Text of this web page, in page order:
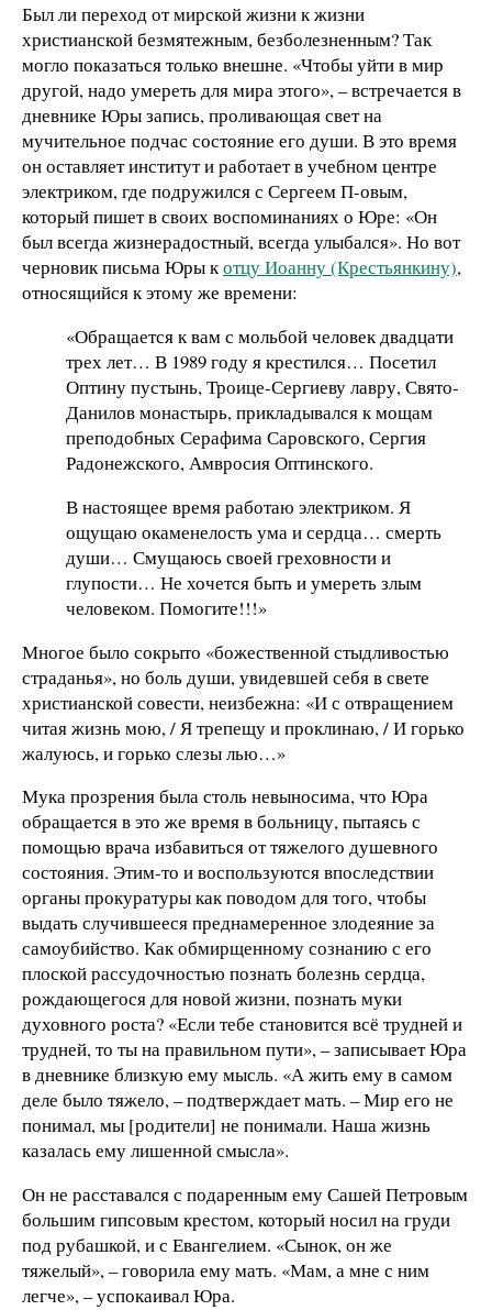
Был ли переход от мирской жизни к жизни
христианской безмятежным, безболезненным? Так
могло показаться только внешне. «Чтобы уйти в мир
другой, надо умереть для мира этого», – встречается в
дневнике Юры запись, проливающая свет на
мучительное подчас состояние его души. В это время
он оставляет институт и работает в учебном центре
электриком, где подружился с Сергеем П-овым,
который пишет в своих воспоминаниях о Юре: «Он
был всегда жизнерадостный, всегда улыбался». Но вот
черновик письма Юры котцу Иоанну (Крестьянкину),
относящийся к этому же времени:
«Обращается к вам с мольбой человек двадцати
трех лет… В 1989 году я крестился… Посетил
Оптину пустынь, Троице-Сергиеву лавру, Свято-
Данилов монастырь, прикладывался к мощам
преподобных Серафима Саровского, Сергия
Радонежского, Амвросия Оптинского.
В настоящее время работаю электриком. Я
ощущаю окаменелость ума и сердца… смерть
души… Смущаюсь своей греховности и
глупости… Не хочется быть и умереть злым
человеком. Помогите!!!»
Многое было сокрыто «божественной стыдливостью
страданья», но боль души, увидевшей себя в свете
христианской совести, неизбежна: «И с отвращением
читая жизнь мою, / Я трепещу и проклинаю, / И горько
жалуюсь, и горько слезы лью…»
Мука прозрения была столь невыносима, что Юра
обращается в это же время в больницу, пытаясь с
помощью врача избавиться от тяжелого душевного
состояния. Этим-то и воспользуются впоследствии
органы прокуратуры как поводом для того, чтобы
выдать случившееся преднамеренное злодеяние за
самоубийство. Как обмирщенному сознанию с его
плоской рассудочностью познать болезнь сердца,
рождающегося для новой жизни, познать муки
духовного роста? «Если тебе становится всё трудней и
трудней, то ты на правильном пути», – записывает Юра
в дневнике близкую ему мысль. «А жить ему в самом
деле было тяжело, – подтверждает мать. – Мир его не
понимал, мы [родители] не понимали. Наша жизнь
казалась ему лишенной смысла».
Он не расставался с подаренным ему Сашей Петровым
большим гипсовым крестом, который носил на груди
под рубашкой, и с Евангелием. «Сынок, он же
тяжелый», – говорила ему мать. «Мам, а мне с ним
легче», – успокаивал Юра.